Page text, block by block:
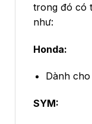
trong đó có
như:
Honda:
Dành
SYM: